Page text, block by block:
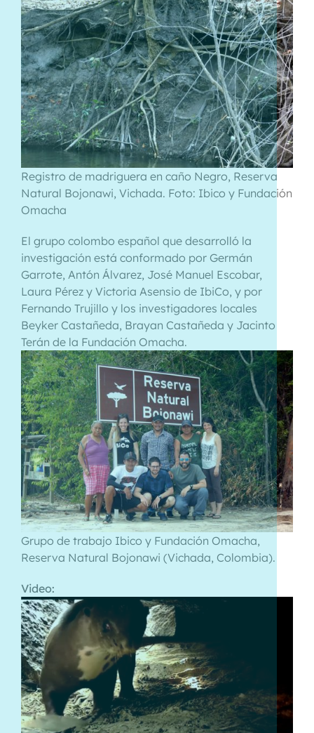
Registro de madriguera en caño Negro, Reserva
Natural Bojonawi, Vichada. Foto: Ibico y Fundación
Omacha
El grupo colombo español que desarrolló la
investigación está conformado por Germán
Garrote, Antón Álvarez, José Manuel Escobar,
Laura Pérez y Victoria Asensio de IbiCo, y por
Fernando Trujillo y los investigadores locales
Beyker Castañeda, Brayan Castañeda y Jacinto
Terán de la Fundación Omacha.
Grupo de trabajo Ibico y Fundación Omacha,
Reserva Natural Bojonawi (Vichada, Colombia).
Video: